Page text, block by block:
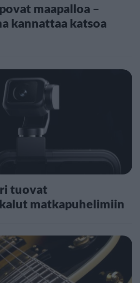
maapalloa –
kannattaa katsoa
tuovat
matkapuhelimiin